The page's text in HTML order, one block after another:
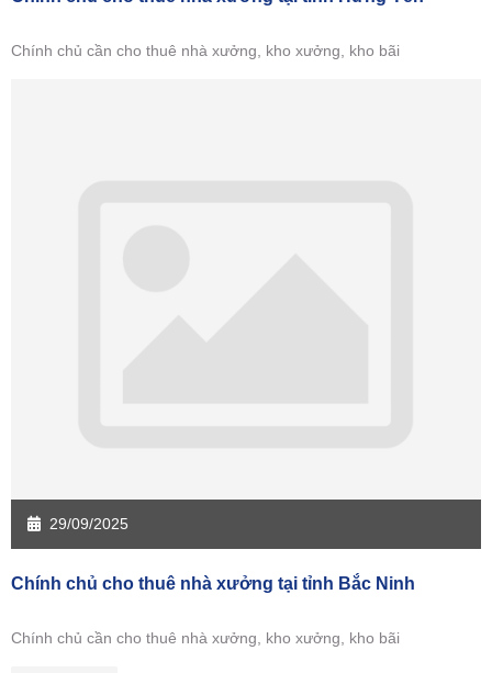
Chính chủ cần cho thuê nhà xưởng, kho xưởng, kho bãi
29/09/2025
Chính chủ cho thuê nhà xưởng tại tỉnh Bắc Ninh
Chính chủ cần cho thuê nhà xưởng, kho xưởng, kho bãi